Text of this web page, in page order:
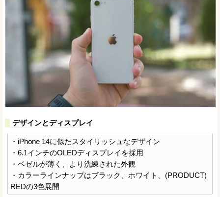
デザインとディスプレイ
・iPhone 14に似たスタイリッシュなデザイン
・6.1インチのOLEDディスプレイを採用
・ベゼルが薄く、より洗練された外観
・カラーラインナップはブラック、ホワイト、(PRODUCT)
REDの3色展開